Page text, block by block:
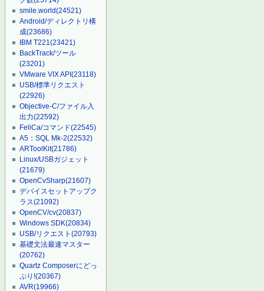
smile.world(24521)
Android/ディレクトリ構
成(23686)
IBM T221(23421)
BackTrack/ツール
(23201)
VMware VIX API(23118)
USB/標準リクエスト
(22926)
Objective-C/ファイル入
出力(22592)
FeliCa/コマンド(22545)
A5：SQL Mk-2(22532)
ARToolKit(21786)
Linux/USBガジェット
(21679)
OpenCvSharp(21607)
デバイスセットアップク
ラス(21092)
OpenCV/cv(20837)
Windows SDK(20834)
USB/リクエスト(20793)
基礎文法最速マスター
(20762)
Quartz Composerにどっ
ぷり!(20367)
AVR(19966)